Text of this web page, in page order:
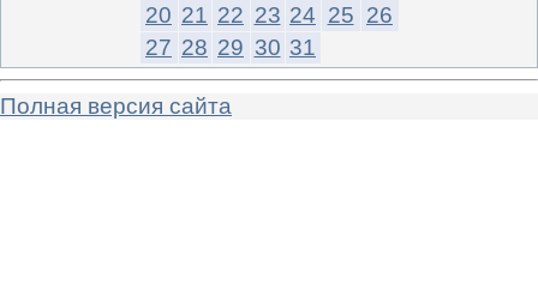
20 21 22 23 24 25 26
27 28 29 30 31
Полная версия сайта